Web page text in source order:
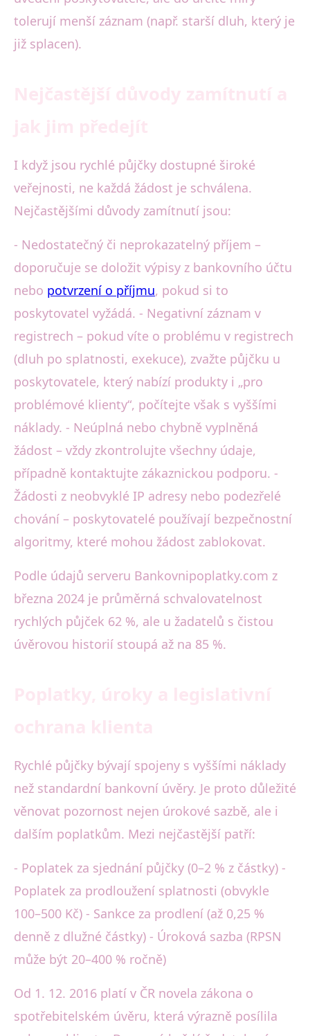
tolerují menší záznam (např. starší dluh, který je
již splacen).
I když jsou rychlé půjčky dostupné široké
veřejnosti, ne každá žádost je schválena.
Nejčastějšími důvody zamítnutí jsou:
- Nedostatečný či neprokazatelný příjem –
doporučuje se doložit výpisy z bankovního účtu
nebo potvrzení o příjmu, pokud si to
poskytovatel vyžádá. - Negativní záznam v
registrech – pokud víte o problému v registrech
(dluh po splatnosti, exekuce), zvažte půjčku u
poskytovatele, který nabízí produkty i „pro
problémové klienty“, počítejte však s vyššími
náklady. - Neúplná nebo chybně vyplněná
žádost – vždy zkontrolujte všechny údaje,
případně kontaktujte zákaznickou podporu. -
Žádosti z neobvyklé IP adresy nebo podezřelé
chování – poskytovatelé používají bezpečnostní
algoritmy, které mohou žádost zablokovat.
Podle údajů serveru Bankovnipoplatky.com z
března 2024 je průměrná schvalovatelnost
rychlých půjček 62 %, ale u žadatelů s čistou
úvěrovou historií stoupá až na 85 %.
Rychlé půjčky bývají spojeny s vyššími náklady
než standardní bankovní úvěry. Je proto důležité
věnovat pozornost nejen úrokové sazbě, ale i
dalším poplatkům. Mezi nejčastější patří:
- Poplatek za sjednání půjčky (0–2 % z částky) -
Poplatek za prodloužení splatnosti (obvykle
100–500 Kč) - Sankce za prodlení (až 0,25 %
denně z dlužné částky) - Úroková sazba (RPSN
může být 20–400 % ročně)
Od 1. 12. 2016 platí v ČR novela zákona o
spotřebitelském úvěru, která výrazně posílila